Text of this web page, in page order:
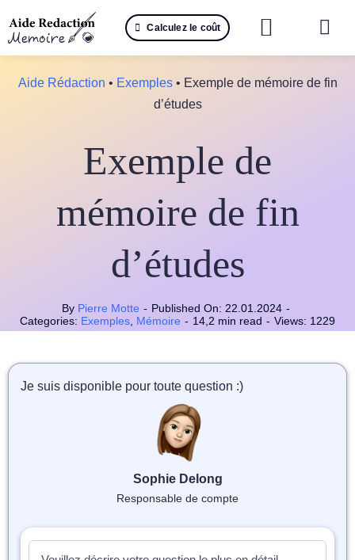
au
contenu
Calculez le coût
📝
Aide Rédaction • Exemples• Exemple de mémoire de fin
d’études
Exemple de
mémoire de fin
d’études
By Pierre Motte - Published On: 22.01.2024 -
Categories: Exemples Mémoire - 14,2 min read - Views: 1229
Je suis disponible pour toute question :)
Sophie Delong
Responsable de compte